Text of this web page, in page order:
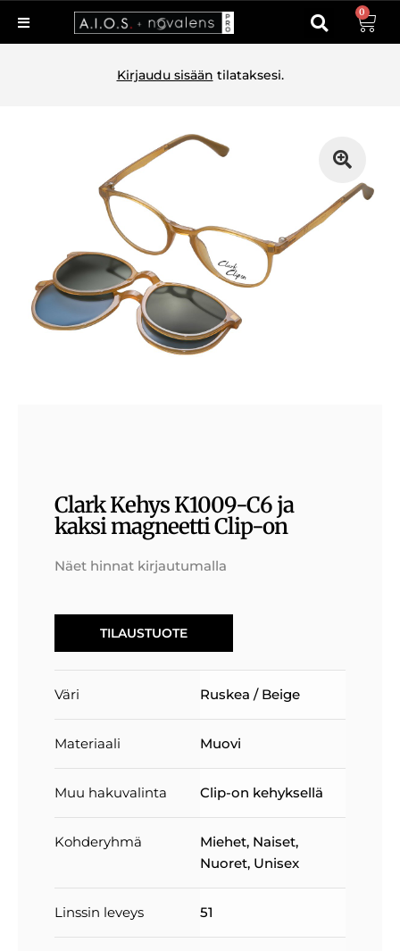
0
Kirjaudu sisään tilataksesi.
Clark Kehys K1009-C6 ja
kaksi magneetti Clip-on
Näet hinnat kirjautumalla
TILAUSTUOTE
Väri Ruskea / Beige
Materiaali Muovi
Muu hakuvalinta Clip-on kehyksellä
Kohderyhmä Miehet, Naiset,
Nuoret, Unisex
Linssin leveys 51